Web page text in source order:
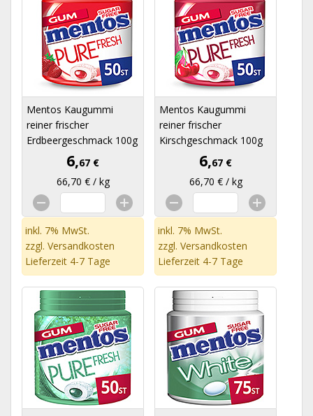
Mentos Kaugummi
reiner frischer
Erdbeergeschmack 100g
6,67 €
66,70 € / kg
inkl. 7% MwSt.
zzgl. Versandkosten
Lieferzeit 4-7 Tage
Mentos Kaugummi
reiner frischer
Kirschgeschmack 100g
6,67 €
66,70 € / kg
inkl. 7% MwSt.
zzgl. Versandkosten
Lieferzeit 4-7 Tage